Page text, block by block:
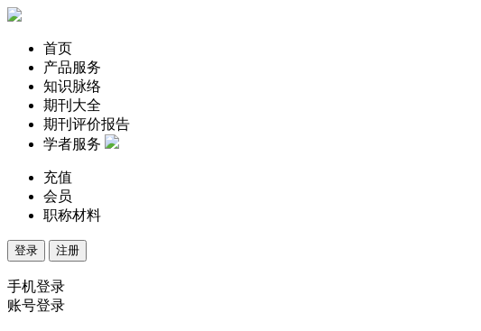
首页
产品服务
知识脉络
期刊大全
期刊评价报告
学者服务
充值
会员
职称材料
登录 注册
手机登录
账号登录